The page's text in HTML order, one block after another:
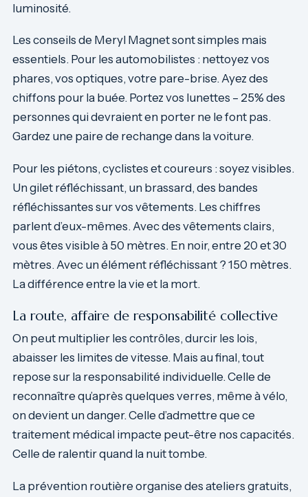
luminosité.
Les conseils de Meryl Magnet sont simples mais
essentiels. Pour les automobilistes : nettoyez vos
phares, vos optiques, votre pare-brise. Ayez des
chiffons pour la buée. Portez vos lunettes – 25% des
personnes qui devraient en porter ne le font pas.
Gardez une paire de rechange dans la voiture.
Pour les piétons, cyclistes et coureurs : soyez visibles.
Un gilet réfléchissant, un brassard, des bandes
réfléchissantes sur vos vêtements. Les chiffres
parlent d’eux-mêmes. Avec des vêtements clairs,
vous êtes visible à 50 mètres. En noir, entre 20 et 30
mètres. Avec un élément réfléchissant ? 150 mètres.
La différence entre la vie et la mort.
La route, affaire de responsabilité collective
On peut multiplier les contrôles, durcir les lois,
abaisser les limites de vitesse. Mais au final, tout
repose sur la responsabilité individuelle. Celle de
reconnaître qu’après quelques verres, même à vélo,
on devient un danger. Celle d’admettre que ce
traitement médical impacte peut-être nos capacités.
Celle de ralentir quand la nuit tombe.
La prévention routière organise des ateliers gratuits,